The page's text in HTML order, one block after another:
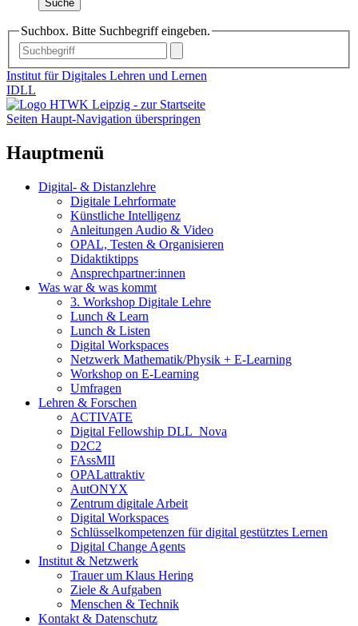
Suche
Suchbox. Bitte Suchbegriff eingeben.
Institut für Digitales Lehren und Lernen
IDLL
Seiten Haupt-Navigation überspringen
Hauptmenü
Digital- & Distanzlehre
Digitale Lehrformate
Künstliche Intelligenz
Anleitungen Audio & Video
OPAL, Testen & Organisieren
Didaktiktipps
Ansprechpartner:innen
Was war & was kommt
3. Workshop Digitale Lehre
Lunch & Learn
Lunch & Listen
Digital Workspaces
Netzwerk Mathematik/Physik + E-Learning
Workshop on E-Learning
Umfragen
Lehren & Forschen
ACTIVATE
Digital Fellowship DLL_Nova
D2C2
FAssMII
OPALattraktiv
AutONYX
Zentrum digitale Arbeit
Digital Workspaces
Schlüsselkompetenzen für digital gestütztes Lernen
Digital Change Agents
Institut & Netzwerk
Trauer um Klaus Hering
Ziele & Aufgaben
Menschen & Technik
Kontakt & Datenschutz